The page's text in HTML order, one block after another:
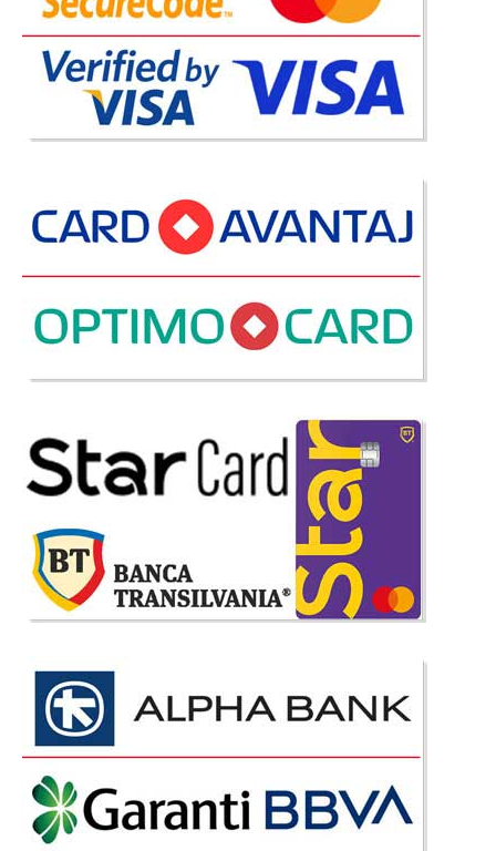
Scaun de birou Piele Ecologica Style
remarca printr-un design modern si functionalitate sporita pe o grila de
preturi accesibile. Scaunele de birou Style sunt fabricate din piele
ecologica de calitate si prezinta o linie de..
399 Lei
Stoc Epuizat - Indisponibil
Adauga la Favorite